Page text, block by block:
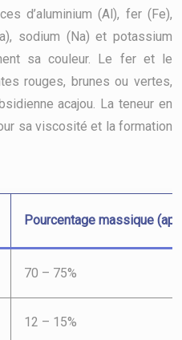
d’aluminium (Al), fer (Fe),
sodium (Na) et potassium
sa couleur. Le fer et le
rouges, brunes ou vertes,
acajou. La teneur en
sa viscosité et la formation
Pourcentage massique
70 – 75%
12 – 15%